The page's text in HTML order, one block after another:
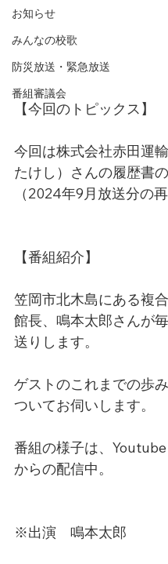
お知らせ
みんなの校歌
防災放送・緊急放送
番組審議会
【今回のトピックス】
今回は株式会社赤田運
たけし）さんの履歴書の
（2024年9月放送分の
【番組紹介】
笠岡市北木島にある複
館長、鳴本太郎さんが
送りします。
ゲストのこれまでの歩
ついてお伺いします。
番組の様子は、
からの配信中。
※出演　鳴本太郎